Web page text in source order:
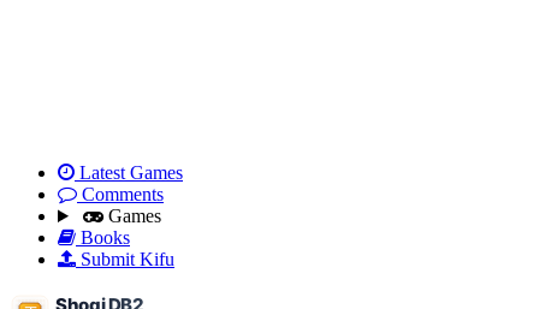
Latest Games
Comments
Games
Books
Submit Kifu